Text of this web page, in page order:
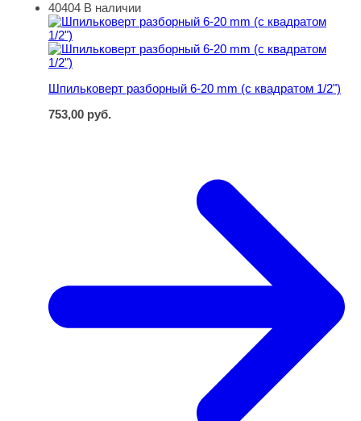
Шпильковерт разборный 6-20 mm (с квадратом 1/2")
40404 В наличии
Шпильковерт разборный 6-20 mm (с квадратом 1/2")
753,00 руб.